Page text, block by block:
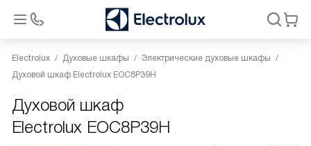
Electrolux Духовые шкафы
Электрические духовые шкафы
Духовой шкаф Electrolux EOC8P39H
Духовой шкаф
Electrolux EOC8P39H